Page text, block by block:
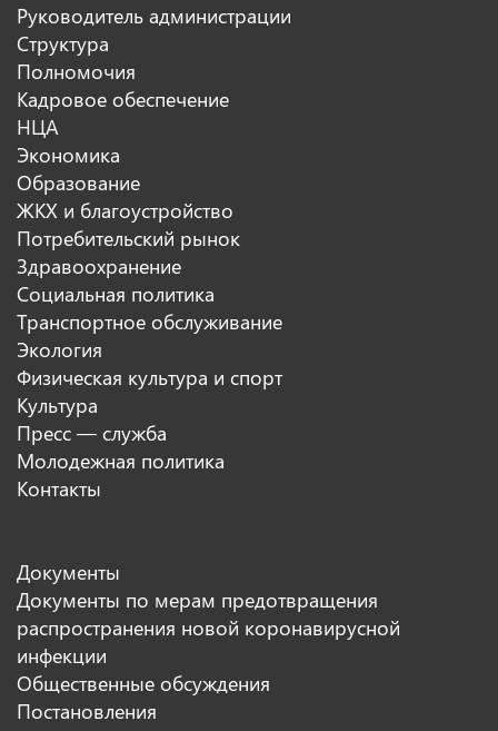
Руководитель администрации
Структура
Полномочия
Кадровое обеспечение
НЦА
Экономика
Образование
ЖКХ и благоустройство
Потребительский рынок
Здравоохранение
Социальная политика
Транспортное обслуживание
Экология
Физическая культура и спорт
Культура
Пресс — служба
Молодежная политика
Контакты
Документы
Документы по мерам предотвращения
распространения новой коронавирусной
инфекции
Общественные обсуждения
Постановления